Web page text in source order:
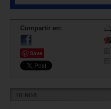
Compartir en:
Save